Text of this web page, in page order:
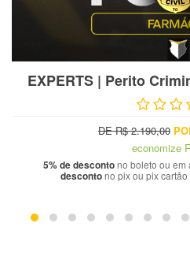
EXPERTS | Perito
DE R$ 2.190,00
economize
5% de descontono boleto ou em
descontono pix ou pix cartão